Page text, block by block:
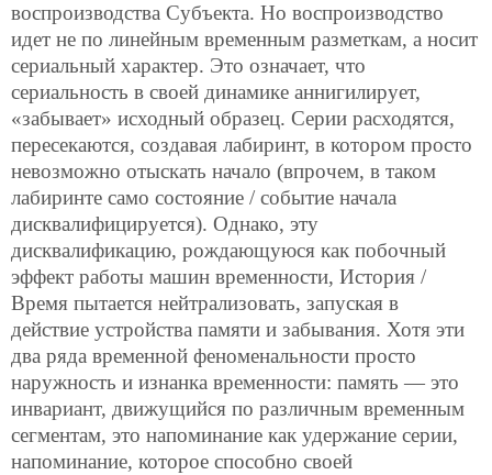
воспроизводства Субъекта. Но воспроизводство
идет не по линейным временным разметкам, а носит
сериальный характер. Это означает, что
сериальность в своей динамике аннигилирует,
«забывает» исходный образец. Серии расходятся,
пересекаются, создавая лабиринт, в котором просто
невозможно отыскать начало (впрочем, в таком
лабиринте само состояние / событие начала
дисквалифицируется). Однако, эту
дисквалификацию, рождающуюся как побочный
эффект работы машин временности, История /
Время пытается нейтрализовать, запуская в
действие устройства памяти и забывания. Хотя эти
два ряда временной феноменальности просто
наружность и изнанка временности: память — это
инвариант, движущийся по различным временным
сегментам, это напоминание как удержание серии,
напоминание, которое способно своей